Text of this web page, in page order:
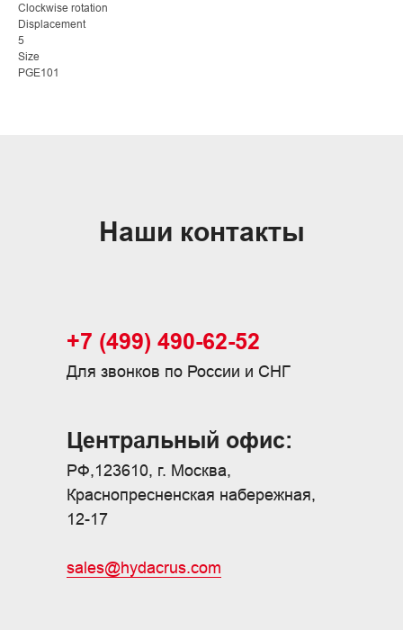
Clockwise rotation
Displacement
5
Size
PGE101
Наши контакты
Для звонков по России и СНГ
+7 (499) 490-62-52
РФ,123610, г. Москва,
Краснопресненская набережная,
12-17
sales@hydacrus.com
Центральный офис: